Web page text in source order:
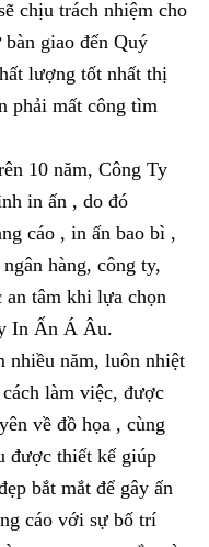
chịu trách nhiệm cho
giao đến Quý
lượng tốt nhất thị
phải mất công tìm
10 năm, Công Ty
in ấn , do đó
cáo , in ấn bao bì ,
hàng, công ty,
an tâm khi lựa chọn
In Ấn Á Âu.
năm, luôn nhiệt
làm việc, được
về đồ họa , cùng
được thiết kế giúp
bắt mắt để gây ấn
cáo với sự bố trí